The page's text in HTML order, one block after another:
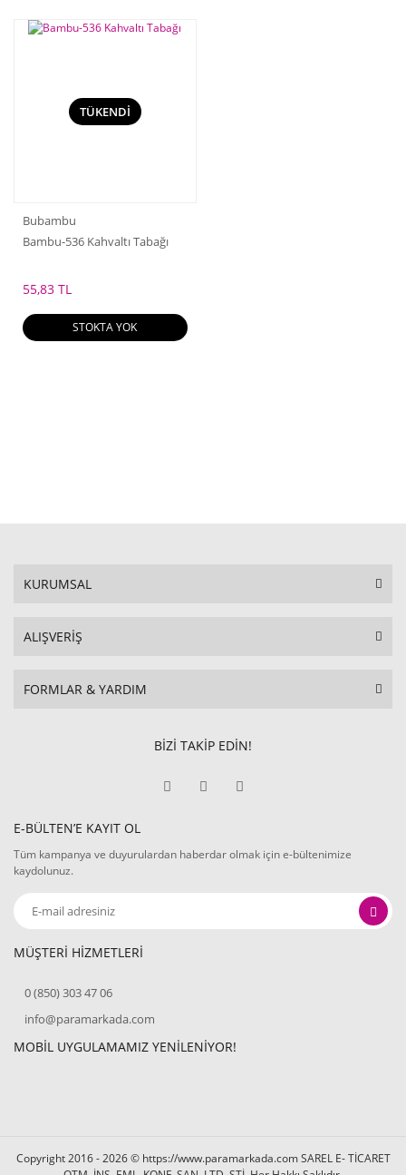
TÜKENDİ
Bubambu
Bambu-536 Kahvaltı Tabağı
55,83 TL
STOKTA YOK
KURUMSAL
ALIŞVERİŞ
FORMLAR & YARDIM
BİZİ TAKİP EDİN!
E-BÜLTEN’E KAYIT OL
Tüm kampanya ve duyurulardan haberdar olmak için e-bültenimize
kaydolunuz.
MÜŞTERİ HİZMETLERİ
0 (850) 303 47 06
info@paramarkada.com
MOBİL UYGULAMAMIZ YENİLENİYOR!
Copyright 2016 - 2026 © https://www.paramarkada.com SAREL E- TİCARET